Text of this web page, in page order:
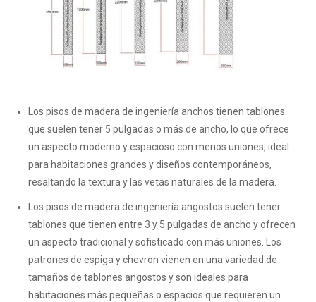
Los pisos de madera de ingeniería anchos tienen tablones
que suelen tener 5 pulgadas o más de ancho, lo que ofrece
un aspecto moderno y espacioso con menos uniones, ideal
para habitaciones grandes y diseños contemporáneos,
resaltando la textura y las vetas naturales de la madera.
Los pisos de madera de ingeniería angostos suelen tener
tablones que tienen entre 3 y 5 pulgadas de ancho y ofrecen
un aspecto tradicional y sofisticado con más uniones. Los
patrones de espiga y chevron vienen en una variedad de
tamaños de tablones angostos y son ideales para
habitaciones más pequeñas o espacios que requieren un